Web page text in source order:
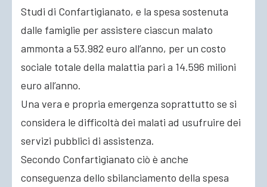
Studi di Confartigianato, e la spesa sostenuta
dalle famiglie per assistere ciascun malato
ammonta a 53.982 euro all’anno, per un costo
sociale totale della malattia pari a 14.596 milioni
euro all’anno.
Una vera e propria emergenza soprattutto se si
considera le difficoltà dei malati ad usufruire dei
servizi pubblici di assistenza.
Secondo Confartigianato ciò è anche
conseguenza dello sbilanciamento della spesa